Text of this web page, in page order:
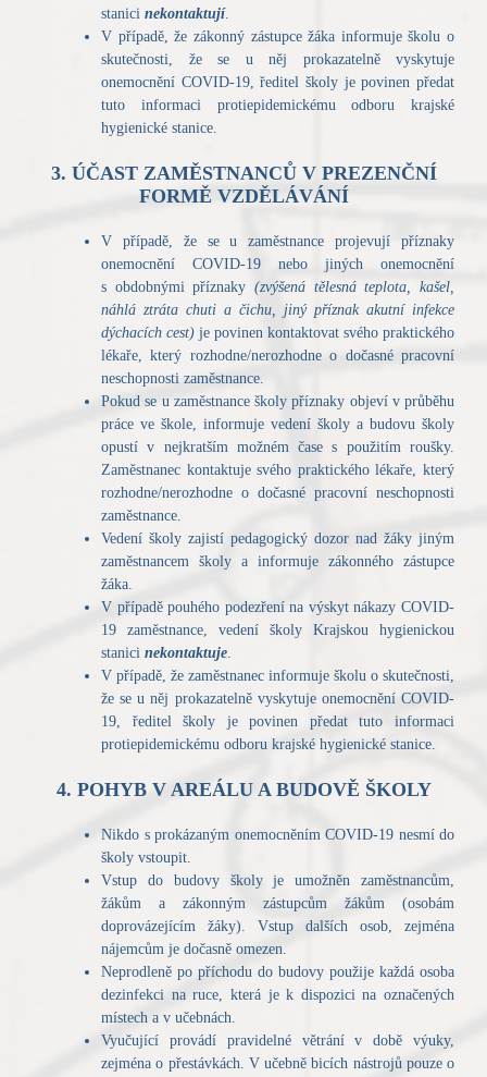
stanici nekontaktují.
V případě, že zákonný zástupce žáka informuje školu o
skutečnosti, že se u něj prokazatelně vyskytuje
onemocnění COVID-19, ředitel školy je povinen předat
tuto informaci protiepidemickému odboru krajské
hygienické stanice.
3. ÚČAST ZAMĚSTNANCŮ V PREZENČNÍ
FORMĚ VZDĚLÁVÁNÍ
V případě, že se u zaměstnance projevují příznaky
onemocnění COVID-19 nebo jiných onemocnění
s obdobnými příznaky (zvýšená tělesná teplota, kašel,
náhlá ztráta chuti a čichu, jiný příznak akutní infekce
dýchacích cest) je povinen kontaktovat svého praktického
lékaře, který rozhodne/nerozhodne o dočasné pracovní
neschopnosti zaměstnance.
Pokud se u zaměstnance školy příznaky objeví v průběhu
práce ve škole, informuje vedení školy a budovu školy
opustí v nejkratším možném čase s použitím roušky.
Zaměstnanec kontaktuje svého praktického lékaře, který
rozhodne/nerozhodne o dočasné pracovní neschopnosti
zaměstnance.
Vedení školy zajistí pedagogický dozor nad žáky jiným
zaměstnancem školy a informuje zákonného zástupce
žáka.
V případě pouhého podezření na výskyt nákazy COVID-
19 zaměstnance, vedení školy Krajskou hygienickou
stanici nekontaktuje.
V případě, že zaměstnanec informuje školu o skutečnosti,
že se u něj prokazatelně vyskytuje onemocnění COVID-
19, ředitel školy je povinen předat tuto informaci
protiepidemickému odboru krajské hygienické stanice.
4. POHYB V AREÁLU A BUDOVĚ ŠKOLY
Nikdo s prokázaným onemocněním COVID-19 nesmí do
školy vstoupit.
Vstup do budovy školy je umožněn zaměstnancům,
žákům a zákonným zástupcům žákům (osobám
doprovázejícím žáky). Vstup dalších osob, zejména
nájemcům je dočasně omezen.
Neprodleně po příchodu do budovy použije každá osoba
dezinfekci na ruce, která je k dispozici na označených
místech a v učebnách.
Vyučující provádí pravidelné větrání v době výuky,
zejména o přestávkách. V učebně bicích nástrojů pouze o